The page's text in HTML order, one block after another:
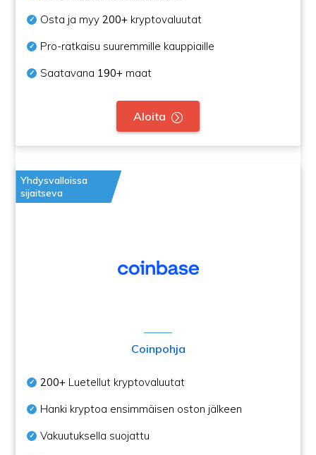
Osta ja myy200+ kryptovaluutat
Pro-ratkaisu suuremmille kauppiaille
Saatavana 190+ maat
Aloita
Yhdysvalloissa
sijaitseva
Coinpohja
200+ Luetellut kryptovaluutat
Hanki kryptoa ensimmäisen oston jälkeen
Vakuutuksella suojattu